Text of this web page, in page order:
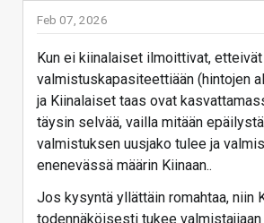
Feb 07, 2026
Kun ei kiinalaiset ilmoittivat,
valmistuskapasiteettiään (hintojen
ja Kiinalaiset taas ovat
täysin selvää, vailla mitään
valmistuksen uusjako tulee ja
enenevässä määrin Kiinaan..
Jos kysyntä yllättäin romahtaa, niin
todennäköisesti tukee